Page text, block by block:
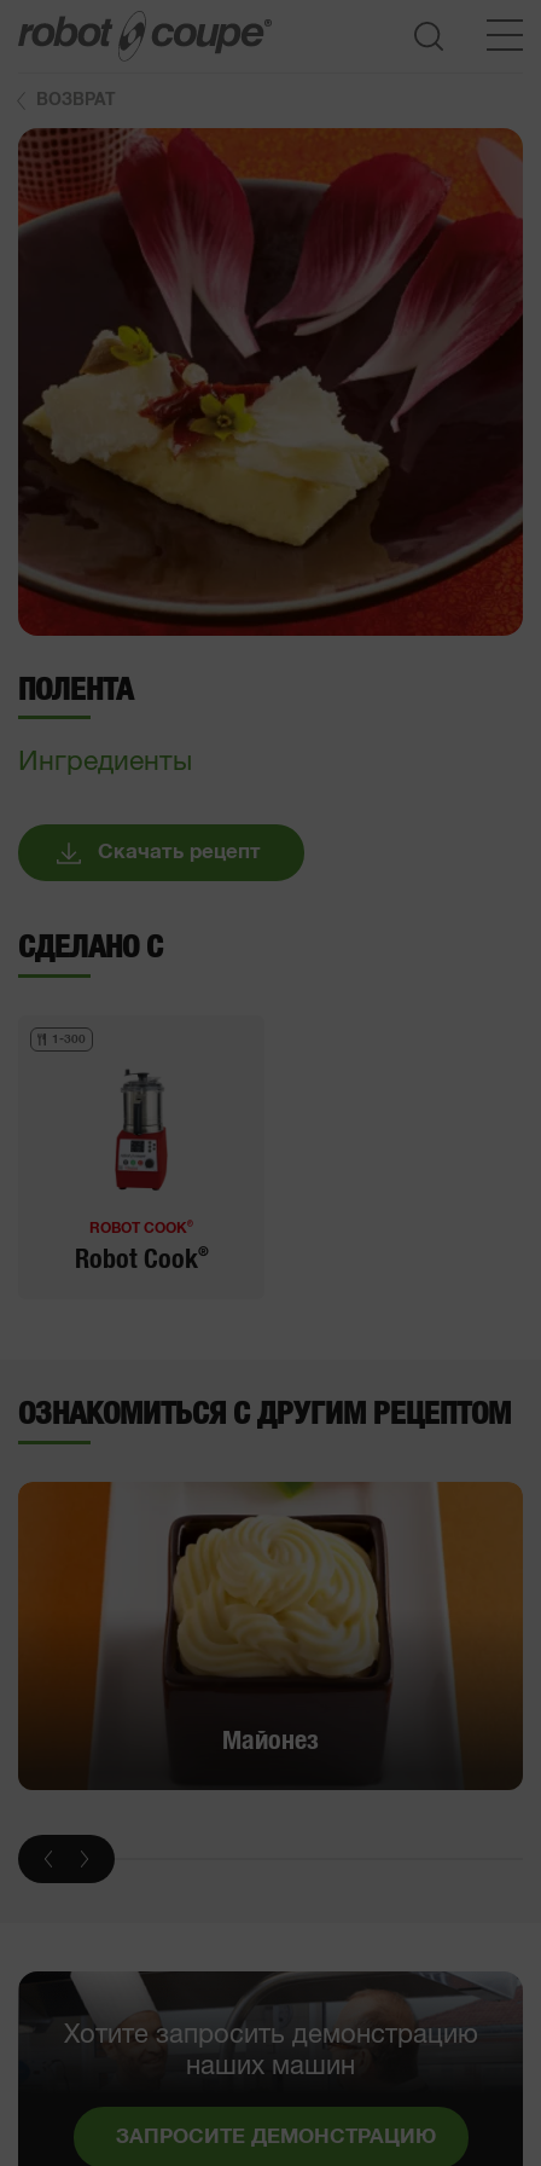
ВОЗВРАТ
ПОЛЕНТА
Ингредиенты
Скачать рецепт
СДЕЛАНО С
1-300
ROBOT COOK ®
Robot Cook®
ОЗНАКОМИТЬСЯ С ДРУГИМ РЕЦЕПТОМ
Майонез
Хотите запросить демонстрацию
наших машин
ЗАПРОСИТЕ ДЕМОНСТРАЦИЮ
Доступ к Руководству по выбору